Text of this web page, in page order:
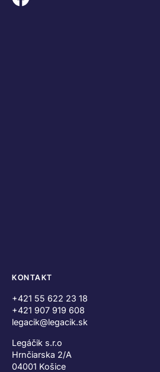
KONTAKT
+421 55 622 23 18
+421 907 919 608
legacik@legacik.sk
Legáčik s.r.o
Hrnčiarska 2/A
04001 Košice